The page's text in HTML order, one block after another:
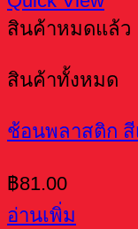
สินค้าหมดแล้ว
สินค้าทั้งหมด
ช้อนพลาสติก สี
฿81.00
อ่านเพิ่ม